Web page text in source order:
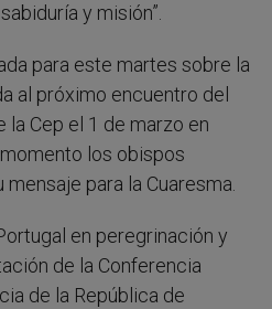
y misión”.
para este martes sobre la
al próximo encuentro del
la Cep el 1 de marzo en
los obispos
para la Cuaresma.
en peregrinación y
de la Conferencia
de la República de